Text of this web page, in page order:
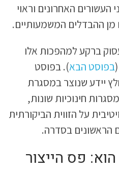
האחרונים וראוי
מן ההבדלים המשמעותיים.
ברקע למהפכות אלו
בפוסט הבא). בפוסט
יידע שנוצר במסגרת
חינוכיות שונות,
על הזווית הביקורתית
הראשונים בסדרה.
פס הייצור